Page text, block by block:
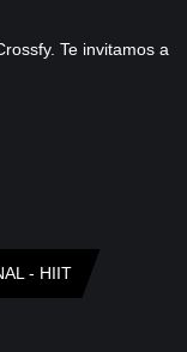
Te invitamos a
- HIIT